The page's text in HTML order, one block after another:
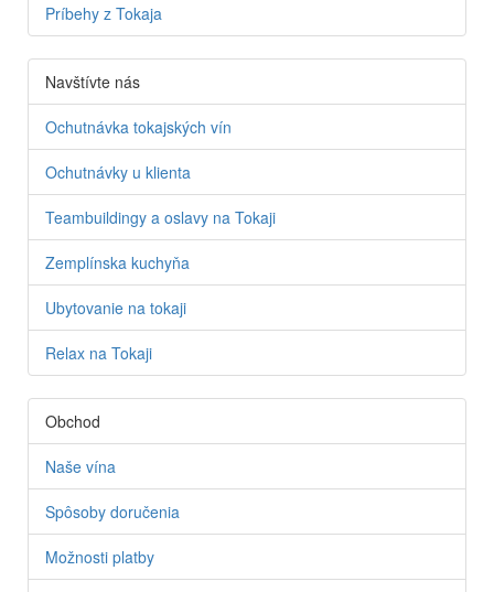
Príbehy z Tokaja
Navštívte nás
Ochutnávka tokajských vín
Ochutnávky u klienta
Teambuildingy a oslavy na Tokaji
Zemplínska kuchyňa
Ubytovanie na tokaji
Relax na Tokaji
Obchod
Naše vína
Spôsoby doručenia
Možnosti platby